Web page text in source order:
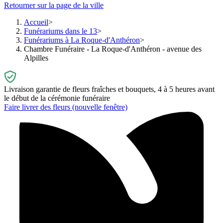
Retourner sur la page de la ville
Accueil
Funérariums dans le 13
Funérariums à La Roque-d'Anthéron
Chambre Funéraire - La Roque-d'Anthéron - avenue des
Alpilles
Livraison garantie de fleurs fraîches et bouquets, 4 à 5 heures avant
le début de la cérémonie funéraire
Faire livrer des fleurs (nouvelle fenêtre)